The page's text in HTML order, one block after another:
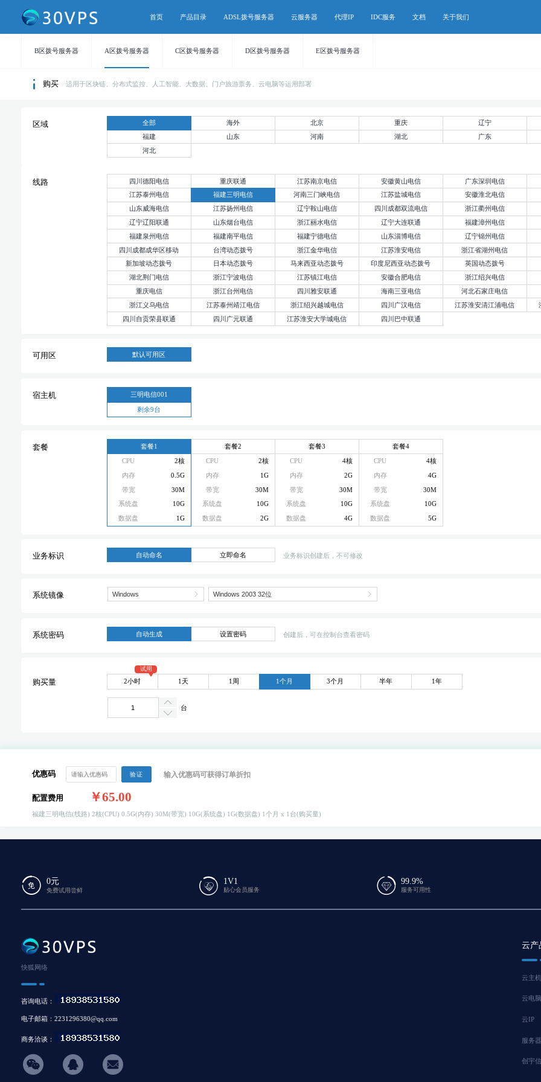
首页 产品目录 ADSL拨号服务器 云服务器 代理IP IDC服务 文档 关于我们
B区拨号服务器 A区拨号服务器 C区拨号服务器 D区拨号服务器 E区拨号服务器
购买 适用于区块链、分布式监控、人工智能、大数据、门户旅游票务、云电脑等运用部署
区域 全部 海外 北京 重庆
辽宁
福建
山东 河南 湖北
广东
河北
线路 四川德阳电信 重庆联通 江苏南京电信 安徽黄山电信
广东深圳电信
江苏泰州电信
福建三明电信 河南三门峡电信 江苏盐城电信
安徽淮北电信
山东威海电信
江苏扬州电信 辽宁鞍山电信 四川成都双流电信
浙江衢州电信
辽宁辽阳联通
山东烟台电信 浙江丽水电信 辽宁大连联通
福建漳州电信
福建泉州电信
福建南平电信 福建宁德电信 山东淄博电信
辽宁锦州电信
四川成都成华区移动
台湾动态拨号 浙江金华电信 江苏淮安电信
浙江省湖州电信
新加坡动态拨号
日本动态拨号 马来西亚动态拨号 印度尼西亚动态拨号
英国动态拨号
湖北荆门电信
浙江宁波电信 江苏镇江电信 安徽合肥电信
浙江绍兴电信
重庆电信
浙江台州电信 四川雅安联通 海南三亚电信
河北石家庄电信
浙江义乌电信
江苏泰州靖江电信 浙江绍兴越城电信 四川广汉电信 江苏淮安清江浦电信
四川自贡荣县联通
四川广元联通 江苏淮安大学城电信 四川巴中联通
可用区 默认可用区
宿主机 三明电信001
剩余9台
套餐 套餐1
CPU
2核
内存
0.5G
带宽
30M
系统盘
10G
数据盘
1G
套餐2
CPU
2核
内存
1G
带宽
30M
系统盘
10G
数据盘
2G
套餐3
CPU
4核
内存
2G
带宽
30M
系统盘
10G
数据盘
4G
套餐4
CPU
4核
内存
4G
带宽
30M
系统盘
10G
数据盘
5G
业务标识 自动命名 立即命名 业务标识创建后，不可修改
系统镜像
系统密码 自动生成 设置密码 创建后，可在控制台查看密码
购买量 2小时
试用
1天 1周 1个月 3个月 半年 1年
台
优惠码 验证 输入优惠码可获得订单折扣
配置费用 ￥65.00
福建三明电信(线路) 2核(CPU) 0.5G(内存) 30M(带宽) 10G(系统盘) 1G(数据盘) 1个月 x 1台(购买量)
0元
免费试用尝鲜
1V1
贴心会员服务
99.9%
服务可用性
快狐网络
咨询电话：
电子邮箱：2231296380@qq.com
商务洽谈：
hicon34
云产
云主
云电
云IP
服务
创宇